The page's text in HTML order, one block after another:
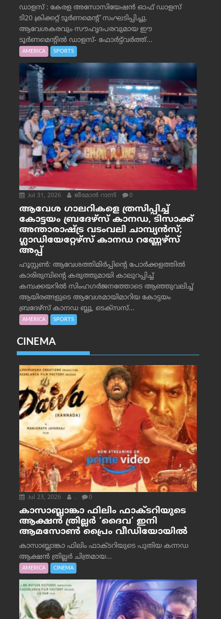
ഡാളസ് : കേരള അസോസിയേഷൻ ഓഫ് ഡാളസ്
ടി20 ക്രിക്കറ്റ് ടൂർണമെന്റ് സംഘടിപ്പിച്ചു.
ആവേശകരവും സൗഹൃദപരവുമായ ഈ
ടൂർണമെന്റിൽ ഡാളസ്- ഫോർട്ട്‌വര്‍ത്ത്...
AMERICA SPORTS
Jul 31, 2026 ജീമോന്‍ റാന്നി 0
ആവേശ ഗാലറികളെ ത്രസിപ്പിച്ച്
കോട്ടയം ബ്രദേഴ്‌സ് കാനഡ, ടിസാക്ക്
അന്താരാഷ്ട്ര വടംവലി ചാമ്പ്യന്‍സ്;
ഗ്ലാഡിയേറ്റേഴ്‌സ് കാനഡ റണ്ണേഴ്‌സ്
അപ്പ്
ഹൂസ്റ്റണ്‍: ആവേശത്തിമിര്‍പ്പിന്റെ പോര്‍ക്കളത്തില്‍
കാരിരുമ്പിന്റെ കരുത്തുമായി കാലുറപ്പിച്ച്
കമ്പക്കയറില്‍ സിംഹഗര്‍ജനത്തോടെ ആഞ്ഞുവലിച്ച്
ആയിരങ്ങളുടെ ആവേശമായിമാറിയ കോട്ടയം
ബ്രദേഴ്‌സ് കാനഡ ബ്ലൂ, ടെക്‌സസ്...
AMERICA SPORTS
CINEMA
Jul 23, 2026 . 0
കാസാബ്ലാങ്കാ ഫിലിം ഫാക്ടറിയുടെ
ആക്ഷൻ ത്രില്ലർ ‘ദൈവ’ ഇനി
ആമസോൺ പ്രൈം വീഡിയോയിൽ
കാസാബ്ലാങ്കാ ഫിലിം ഫാക്ടറിയുടെ പുതിയ കന്നഡ
ആക്ഷൻ ത്രില്ലർ ചിത്രമായ...
AMERICA CINEMA